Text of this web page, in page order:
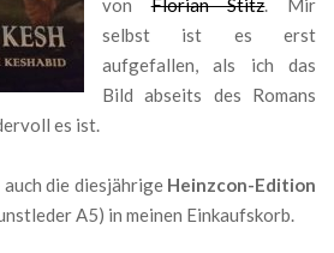
vonFlorian Stitz. Mir
selbst ist es erst
aufgefallen, als ich das
Bild abseits des Romans
es ist.
die diesjährige Heinzcon-Edition
A5) in meinen Einkaufskorb.